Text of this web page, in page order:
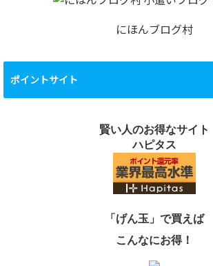
にほんブログ村
ポイントサイト
賢い人のお得なサイト
ハピタス
「げん玉」で買えば
こんなにお得！